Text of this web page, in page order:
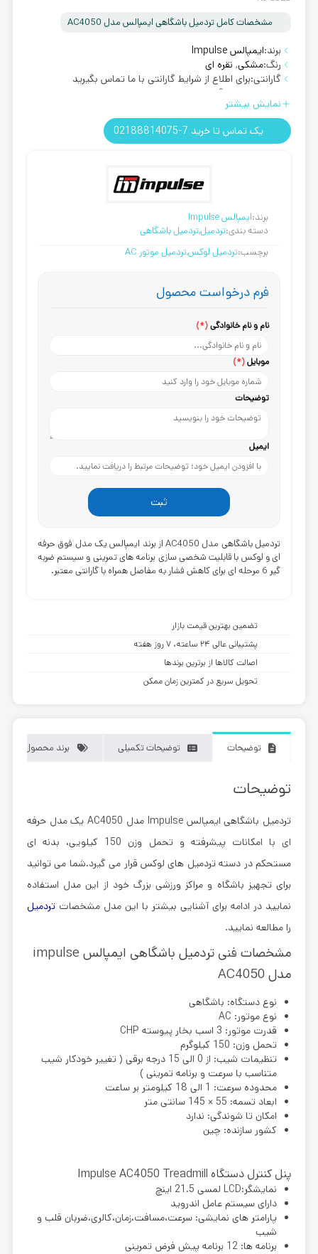
مشخصات کامل تردمیل باشگاهی ایمپالس مدل AC4050
برند:ایمپالس Impulse
رنگ:مشکی, نقره ای
گارانتی:برای اطلاع از شرایط گارانتی با ما تماس بگیرید
رایگان
تحمل وزن:تحمل وزن 150 کیلوگرمنمایش بیشتر
یک تماس تا خرید 7-02188814075
برند:ایمپالس Impulse
دسته بندی:تردمیل,تردمیل باشگاهی
برچسب:تردمیل لوکس,تردمیل موتور AC
فرم درخواست محصول
نام و نام خانوادگی(*)
موبایل(*)
توضیحات
ایمیل
ثبت
تردمیل باشگاهی مدل AC4050 از برند ایمپالس یک مدل فوق حرفه
ای و لوکس با قابلیت شخصی سازی برنامه های تمرینی و سیستم ضربه
گیر 6 مرحله ای برای کاهش فشار به مفاصل همراه با گارانتی معتبر.
تضمین بهترین قیمت بازار
پشتیبانی عالی ۲۴ ساعته، ۷ روز هفته
اصالت کالاها از برترین برندها
تحویل سریع در کمترین زمان ممکن
توضیحات توضیحات تکمیلی برند محصول
توضیحات
تردمیل باشگاهی ایمپالس Impulse مدل AC4050
یک مدل حرفه
ای با امکانات پیشرفته و تحمل وزن 150 کیلویی، بدنه ای
مستحکم در دسته تردمیل های لوکس قرار می گیرد.شما می توانید
برای تجهیز باشگاه و مراکز ورزشی بزرگ خود از این مدل استفاده
نمایید در ادامه برای آشنایی بیشتر با این مدل مشخصاتتردمیل
را مطالعه نمایید.
مشخصات فنی تردمیل باشگاهی ایمپالس impulse
مدل AC4050
نوع دستگاه: باشگاهی
نوع موتور: AC
قدرت موتور: 3 اسب بخار پیوسته CHP
تحمل وزن: 150 کیلوگرم
تنظیمات شیب: از 0 الی 15 درجه برقی ( تغییر خودکار شیب
متناسب با سرعت و برنامه تمرینی )
محدوده سرعت: 1 الی 18 کیلومتر بر ساعت
ابعاد تسمه: 55 × 145 سانتی متر
امکان تا شوندگی: ندارد
کشور سازنده: چین
پنل کنترل دستگاه Impulse AC4050 Treadmill
نمایشگر:LCD لمسی 21.5 اینچ
دارای سیستم عامل اندروید
پارامتر های نمایشی: سرعت،مسافت،زمان،کالری،ضربان قلب و
شیب
برنامه ها: 12 برنامه پیش فرض تمرینی